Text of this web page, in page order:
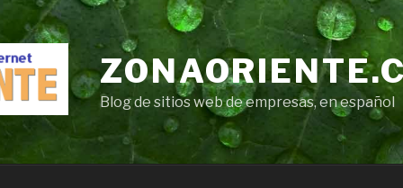
Blog de sitios web de empresas, en español